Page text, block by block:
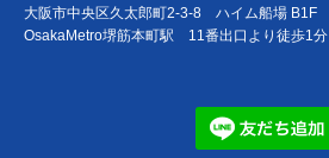
大阪市中央区久太郎町2-3-8 ハイム船場 B1F
OsakaMetro堺筋本町駅 11番出口より徒歩1分